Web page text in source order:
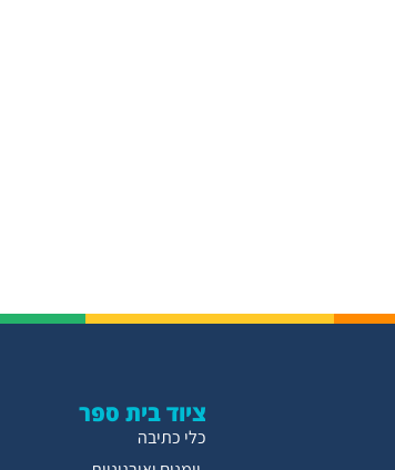
ציוד בית ספר
כלי כתיבה